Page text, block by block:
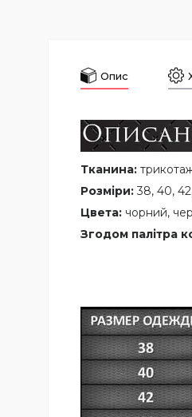
Опис
Тканина:
Розміри:38, 40,
Цвета: чорний,
Згодом палітра